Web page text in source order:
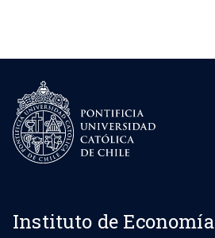
Instituto de Economía